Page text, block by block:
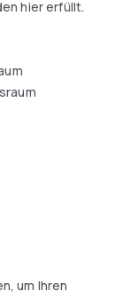
hier erfüllt.
um Ihren